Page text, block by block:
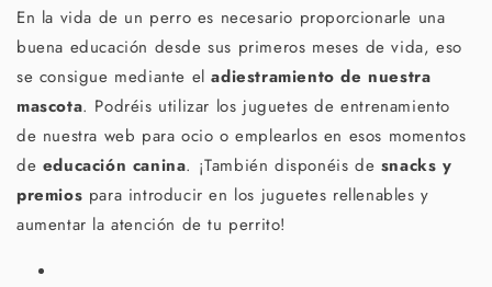
En la vida de un perro es necesario proporcionarle una
buena educación desde sus primeros meses de vida, eso
se consigue mediante eladiestramiento de nuestra
mascota. Podréis utilizar los juguetes de entrenamiento
de nuestra web para ocio o emplearlos en esos momentos
de educación canina. ¡También disponéis de snacks y
premios para introducir en los juguetes rellenables y
aumentar la atención de tu perrito!